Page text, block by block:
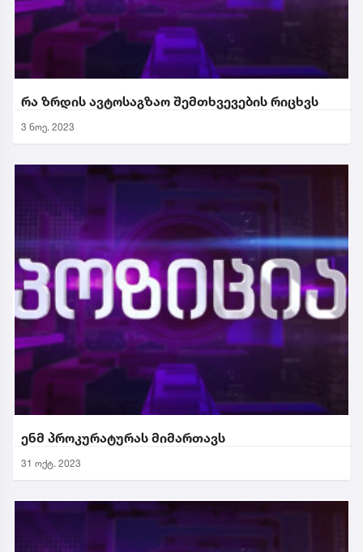
რა ზრდის ავტოსაგზაო შემთხვევების რიცხვს
3 ნოე. 2023
ენმ პროკურატურას მიმართავს
31 ოქტ. 2023